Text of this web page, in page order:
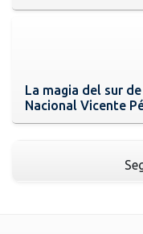
La magia del sur
Nacional Vicente